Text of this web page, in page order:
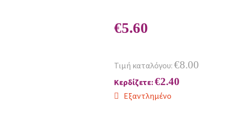
€5.60
Τιμή καταλόγου: €8.00
Κερδίζετε:€2.40
Εξαντλημένο